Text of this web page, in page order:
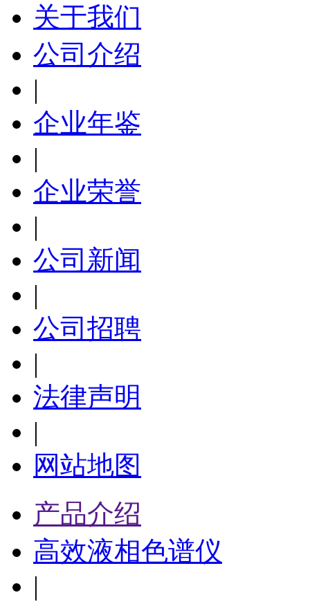
关于我们
公司介绍
|
企业年鉴
|
企业荣誉
|
公司新闻
|
公司招聘
|
法律声明
|
网站地图
产品介绍
高效液相色谱仪
|